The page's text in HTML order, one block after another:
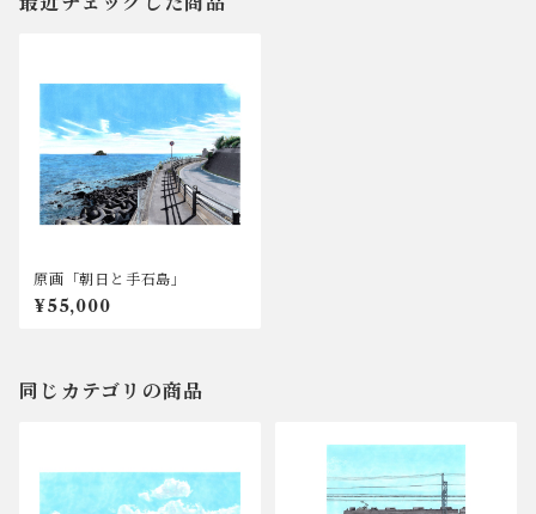
原画「朝日と手石島」
¥55,000
同じカテゴリの商品